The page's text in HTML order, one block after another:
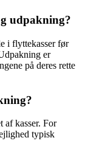
udpakning?
i flyttekasser før
er
på deres rette
af kasser. For
typisk